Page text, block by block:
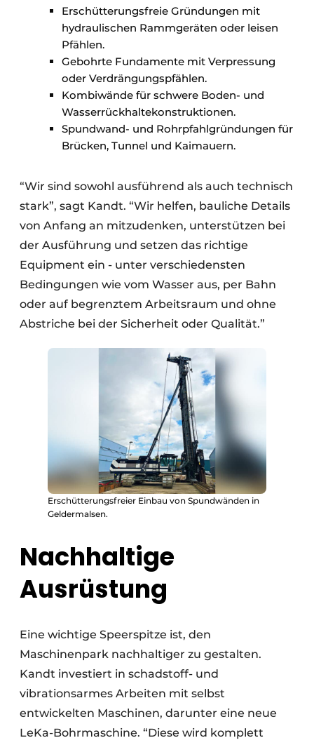
Erschütterungsfreie Gründungen mit
hydraulischen Rammgeräten oder leisen
Pfählen.
Gebohrte Fundamente mit Verpressung
oder Verdrängungspfählen.
Kombiwände für schwere Boden- und
Wasserrückhaltekonstruktionen.
Spundwand- und Rohrpfahlgründungen für
Brücken, Tunnel und Kaimauern.
“Wir sind sowohl ausführend als auch technisch
stark”, sagt Kandt. “Wir helfen, bauliche Details
von Anfang an mitzudenken, unterstützen bei
der Ausführung und setzen das richtige
Equipment ein - unter verschiedensten
Bedingungen wie vom Wasser aus, per Bahn
oder auf begrenztem Arbeitsraum und ohne
Abstriche bei der Sicherheit oder Qualität.”
Erschütterungsfreier Einbau von Spundwänden in
Geldermalsen.
Nachhaltige
Ausrüstung
Eine wichtige Speerspitze ist, den
Maschinenpark nachhaltiger zu gestalten.
Kandt investiert in schadstoff- und
vibrationsarmes Arbeiten mit selbst
entwickelten Maschinen, darunter eine neue
LeKa-Bohrmaschine. “Diese wird komplett